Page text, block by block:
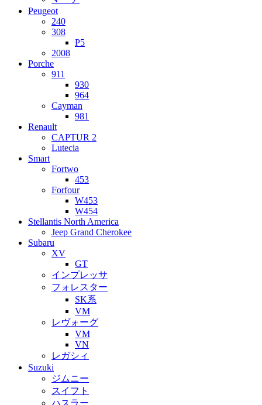
Peugeot
240
308
P5
2008
Porche
911
930
964
Cayman
981
Renault
CAPTUR 2
Lutecia
Smart
Fortwo
453
Forfour
W453
W454
Stellantis North America
Jeep Grand Cherokee
Subaru
XV
GT
インプレッサ
フォレスター
SK系
VM
レヴォーグ
VM
VN
レガシィ
Suzuki
ジムニー
スイフト
ハスラー